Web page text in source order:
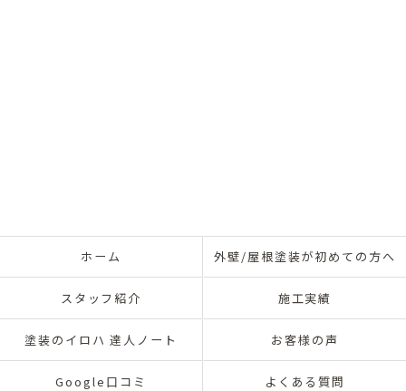
ホーム 外壁/屋根塗装が初めての方へ
スタッフ紹介 施工実績
塗装のイロハ 達人ノート お客様の声
Google口コミ よくある質問